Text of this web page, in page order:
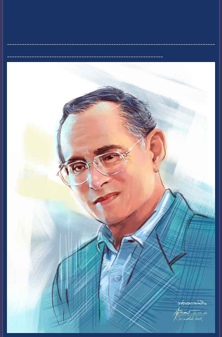
------------------------------------------------------------------------------------
---------------------------------------------------------------